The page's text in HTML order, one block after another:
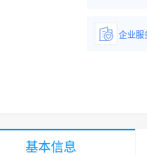
企业服
基本信息